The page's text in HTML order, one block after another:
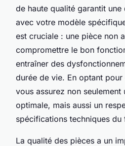
de haute qualité garantit
avec votre modèle
est cruciale : une pièce non
compromettre le bon
entraîner des
durée de vie. En optant
vous assurez non seulement
optimale, mais aussi un
spécifications techniques du
La qualité des pièces a un